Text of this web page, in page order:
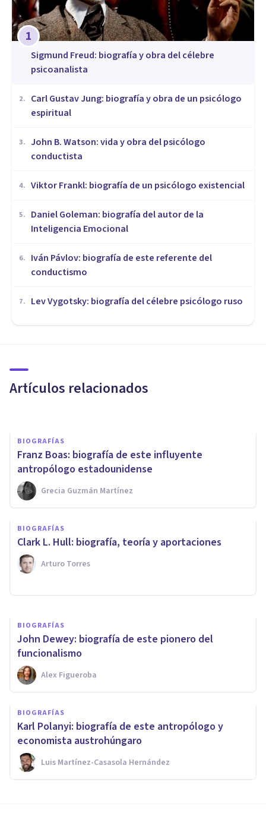
1
Sigmund Freud: biografía y obra del célebre
psicoanalista
2.
​Carl Gustav Jung: biografía y obra de un psicólogo
espiritual
3. John B. Watson: vida y obra del psicólogo
conductista
4. Viktor Frankl: biografía de un psicólogo existencial
5.
Daniel Goleman: biografía del autor de la
Inteligencia Emocional
6.
Iván Pávlov: biografía de este referente del
conductismo
7. Lev Vygotsky: biografía del célebre psicólogo ruso
Artículos relacionados
Margaret Mead: biografía de
investigadora del género
BIOGRAFÍAS
Franz Boas: biografía de este influyente
antropólogo estadounidense
Grecia Guzmán Martínez
BIOGRAFÍAS
Clark L. Hull: biografía, teoría y aportaciones
Arturo Torres
BIOGRAFÍAS
William McDougall: biografía
de este polémico psicólogo e
investigador
BIOGRAFÍAS
John Dewey: biografía de este pionero del
funcionalismo
Alex Figueroba
BIOGRAFÍAS
Karl Polanyi: biografía de este antropólogo y
economista austrohúngaro
Luis Martínez-Casasola Hernández